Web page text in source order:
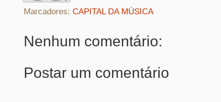
Marcadores: CAPITAL DA MÚSICA
Nenhum comentário:
Postar um comentário